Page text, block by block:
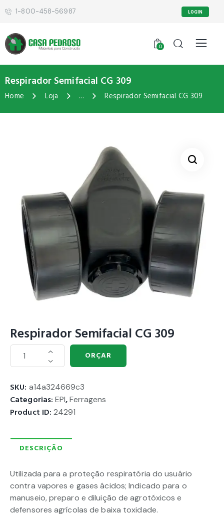
1-800-458-56987 LOGIN
0
Respirador Semifacial CG 309
Home Loja ... Respirador Semifacial CG 309
Respirador Semifacial CG 309
ORÇAR
SKU: a14a324669c3
Categorias:EPI,Ferragens
Product ID:24291
DESCRIÇÃO
Utilizada para a proteção respiratória do usuário
contra vapores e gases ácidos; Indicado para o
manuseio, preparo e diluição de agrotóxicos e
defensores agrícolas de baixa toxidade.